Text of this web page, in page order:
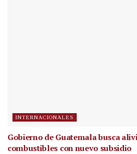
INTERNACIONALES
Gobierno de Guatemala busca
combustibles con nuevo subsidio